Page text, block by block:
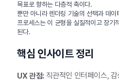
목표로 향하는 다층적 축이다.
뿐만 아니라 렌더링 기술의 선택과 데
프로세스는 이 균형을 실질적이고 장기
된다.
핵심 인사이트 정리
UX 관점:직관적인 인터페이스,